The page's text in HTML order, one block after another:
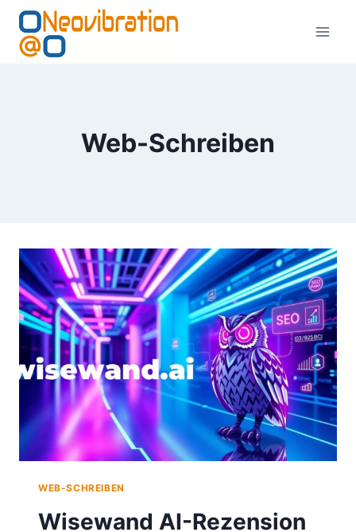
Zum
Inhalt
springen
Web-Schreiben
WEB-SCHREIBEN
Wisewand AI-Rezension